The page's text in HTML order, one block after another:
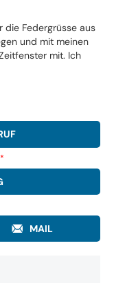
die Federgrüsse aus
und mit meinen
mit. Ich
*
MAIL